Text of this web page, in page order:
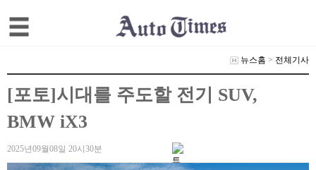
뉴스홈 > 전체기사
[포토]시대를 주도할 전기 SUV,
BMW iX3
2025년09월08일 20시30분